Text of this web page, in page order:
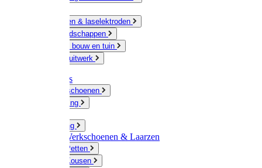
Slijpschijven & laselektroden
Handgereedschappen
IJzerwaren bouw en tuin
Hang en sluitwerk
Disposables
Werkhandschoenen
Regenkleding
Werkkleding
Wandel-/ Werkschoenen & Laarzen
Hoeden / Petten
Sokken / Kousen